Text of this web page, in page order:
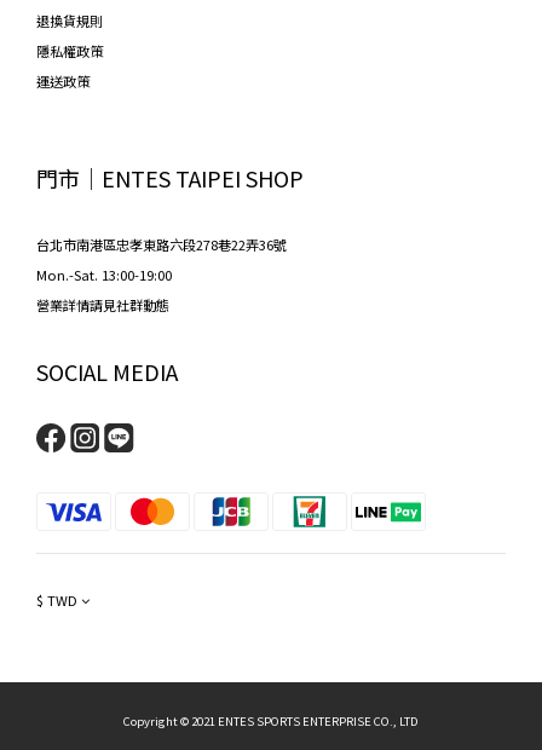
退換貨規則
隱私權政策
運送政策
門市│ENTES TAIPEI SHOP
台北市南港區忠孝東路六段278巷22弄36號
Mon.-Sat. 13:00-19:00
營業詳情請見社群動態
SOCIAL MEDIA
$ TWD
Copyright © 2021 ENTES SPORTS ENTERPRISE CO., LTD